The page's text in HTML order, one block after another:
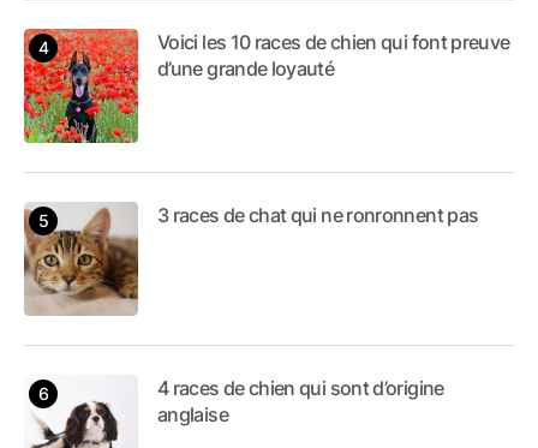
Voici les 10 races de chien qui font preuve
d’une grande loyauté
3 races de chat qui ne ronronnent pas
4 races de chien qui sont d’origine
anglaise